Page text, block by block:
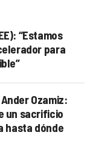
“Estamos
para
Ander Ozamiz:
un sacrificio
hasta dónde